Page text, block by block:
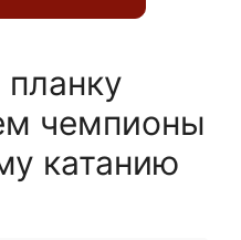
чемпионы
катанию